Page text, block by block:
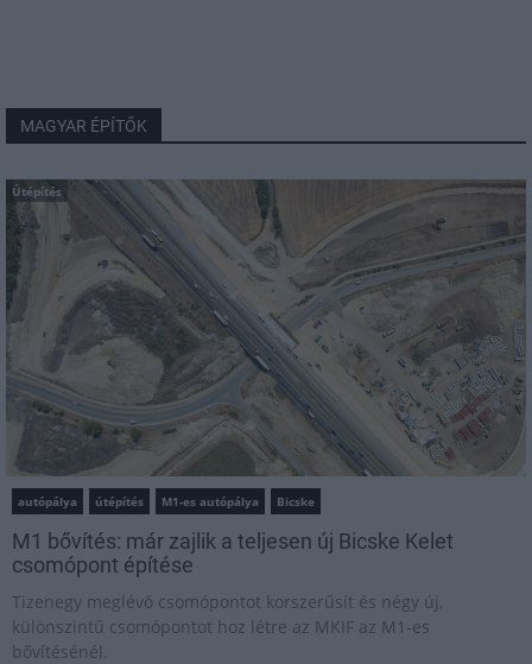
MAGYAR ÉPÍTŐK
Útépítés
autópálya útépítés M1-es autópálya Bicske
M1 bővítés: már zajlik a teljesen új Bicske Kelet
csomópont építése
Tizenegy meglévő csomópontot korszerűsít és négy új,
különszintű csomópontot hoz létre az MKIF az M1-es
bővítésénél.